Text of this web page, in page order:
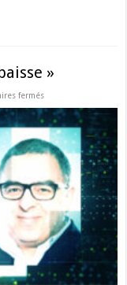
»
ferméssur
« A
l’aide,
ma
foi
baisse »